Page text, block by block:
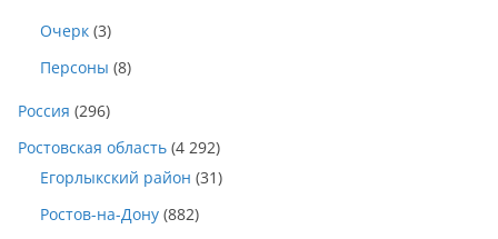
Очерк (3)
Персоны (8)
Россия (296)
Ростовская область (4 292)
Егорлыкский район (31)
Ростов-на-Дону (882)